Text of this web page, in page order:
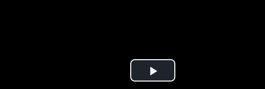
Play